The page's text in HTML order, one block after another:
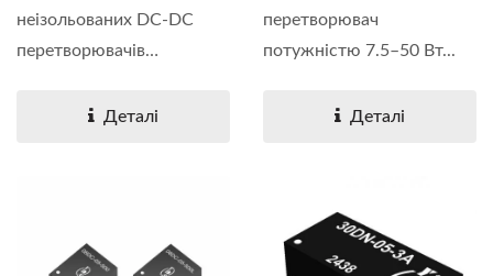
неізольованих DC-DC
перетворювачів
Деталі
перетворювач
потужністю 7.5–50 Вт...
Деталі